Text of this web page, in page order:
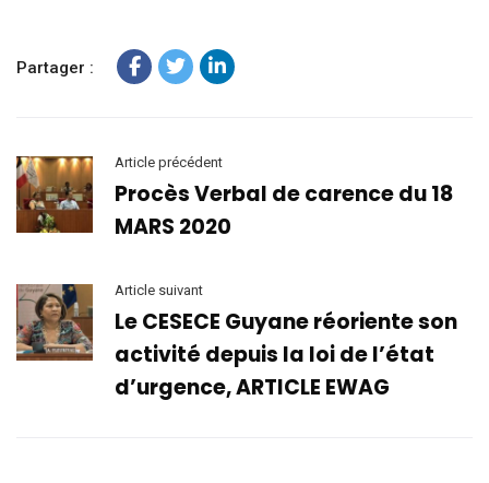
Partager :
Article précédent
Procès Verbal de carence du 18
MARS 2020
Article suivant
Le CESECE Guyane réoriente son
activité depuis la loi de l’état
d’urgence, ARTICLE EWAG